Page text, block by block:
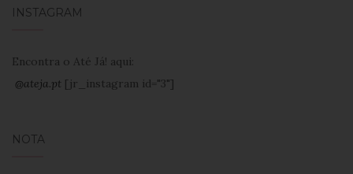
INSTAGRAM
Encontra o Até Já! aqui:
@ateja.pt [jr_instagram id="3"]
NOTA